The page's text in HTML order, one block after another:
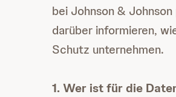
bei Johnson &
darüber informieren,
Schutz unternehmen.
1. Wer ist für die